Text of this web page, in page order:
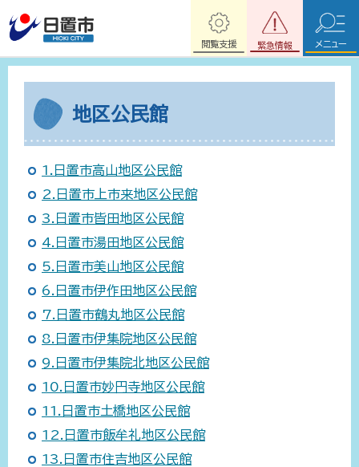
緊急情報
閲覧支援 メニュー
地区公民館
1.日置市高山地区公民館
2.日置市上市来地区公民館
3.日置市皆田地区公民館
4.日置市湯田地区公民館
5.日置市美山地区公民館
6.日置市伊作田地区公民館
7.日置市鶴丸地区公民館
8.日置市伊集院地区公民館
9.日置市伊集院北地区公民館
10.日置市妙円寺地区公民館
11.日置市土橋地区公民館
12.日置市飯牟礼地区公民館
13.日置市住吉地区公民館